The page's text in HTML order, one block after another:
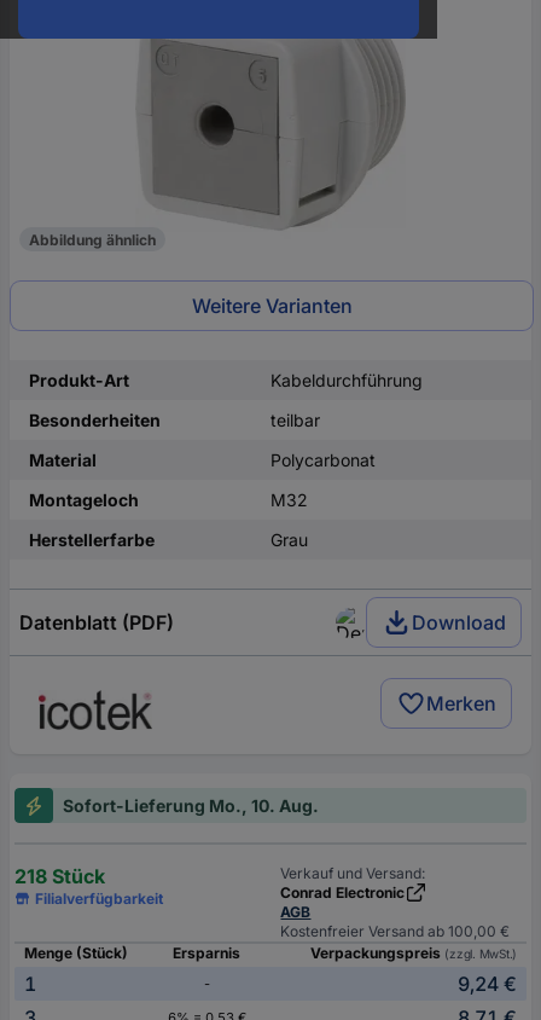
Abbildung ähnlich
Weitere Varianten
Produkt-Art
Kabeldurchführung
Besonderheiten
teilbar
Material
Polycarbonat
Montageloch
M32
Herstellerfarbe
Grau
Datenblatt (PDF) Download
Merken
Sofort-Lieferung Mo., 10. Aug.
218 Stück
Filialverfügbarkeit
Verkauf und Versand:
Conrad Electronic
AGB
Kostenfreier Versand ab 100,00 €
Menge (Stück)
Ersparnis Verpackungspreis (zzgl. MwSt.)
1 -
9,24 €